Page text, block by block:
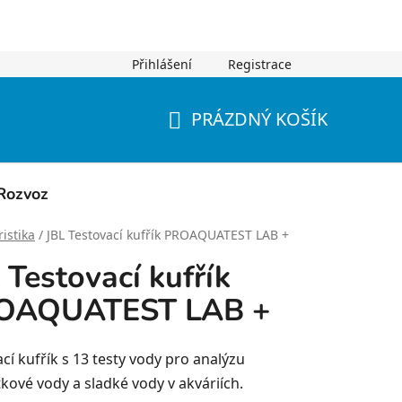
Přihlášení Registrace
PRÁZDNÝ KOŠÍK
/ JBL Testovací kufřík PROAQUATEST LAB +
Testovací kufřík
LAB +
kufřík s 13 testy vody pro analýzu
vody a sladké vody v akváriích.